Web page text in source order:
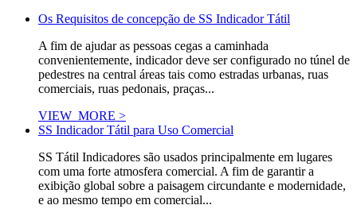
Os Requisitos de concepção de SS Indicador Tátil
A fim de ajudar as pessoas cegas a caminhada
convenientemente, indicador deve ser configurado no túnel de
pedestres na central áreas tais como estradas urbanas, ruas
comerciais, ruas pedonais, praças...
VIEW_MORE >
SS Indicador Tátil para Uso Comercial
SS Tátil Indicadores são usados principalmente em lugares
com uma forte atmosfera comercial. A fim de garantir a
exibição global sobre a paisagem circundante e modernidade,
e ao mesmo tempo em comercial...